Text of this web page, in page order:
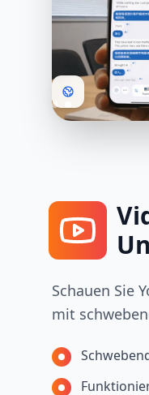
Schauen Sie
mit